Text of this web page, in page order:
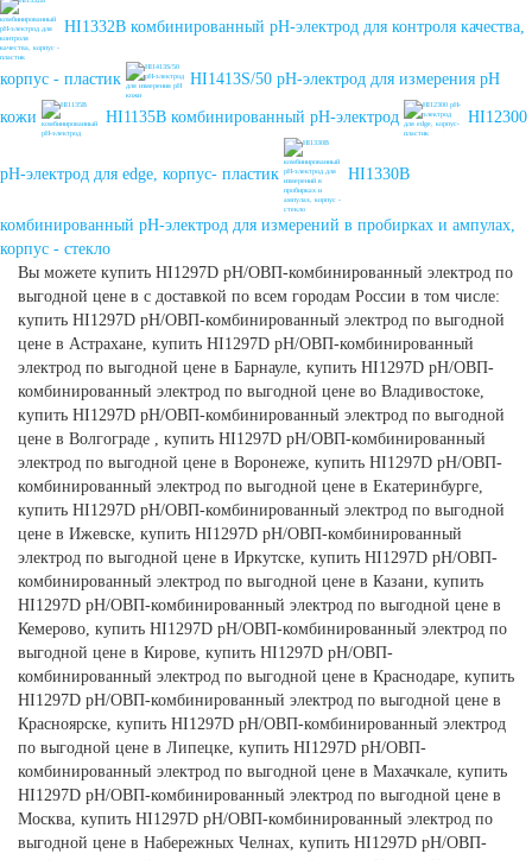
HI1332B комбинированный рН-электрод для контроля качества,
корпус - пластик HI1413S/50 рН-электрод для измерения рН
кожи HI1135B комбинированный рН-электрод HI12300
рН-электрод для edge, корпус- пластик HI1330B
комбинированный рН-электрод для измерений в пробирках и ампулах,
корпус - стекло
Вы можете купить HI1297D рН/ОВП-комбинированный электрод по
выгодной цене в с доставкой по всем городам России в том числе:
купить HI1297D рН/ОВП-комбинированный электрод по выгодной
цене в Астрахане, купить HI1297D рН/ОВП-комбинированный
электрод по выгодной цене в Барнауле, купить HI1297D рН/ОВП-
комбинированный электрод по выгодной цене во Владивостоке,
купить HI1297D рН/ОВП-комбинированный электрод по выгодной
цене в Волгограде , купить HI1297D рН/ОВП-комбинированный
электрод по выгодной цене в Воронеже, купить HI1297D рН/ОВП-
комбинированный электрод по выгодной цене в Екатеринбурге,
купить HI1297D рН/ОВП-комбинированный электрод по выгодной
цене в Ижевске, купить HI1297D рН/ОВП-комбинированный
электрод по выгодной цене в Иркутске, купить HI1297D рН/ОВП-
комбинированный электрод по выгодной цене в Казани, купить
HI1297D рН/ОВП-комбинированный электрод по выгодной цене в
Кемерово, купить HI1297D рН/ОВП-комбинированный электрод по
выгодной цене в Кирове, купить HI1297D рН/ОВП-
комбинированный электрод по выгодной цене в Краснодаре, купить
HI1297D рН/ОВП-комбинированный электрод по выгодной цене в
Красноярске, купить HI1297D рН/ОВП-комбинированный электрод
по выгодной цене в Липецке, купить HI1297D рН/ОВП-
комбинированный электрод по выгодной цене в Махачкале, купить
HI1297D рН/ОВП-комбинированный электрод по выгодной цене в
Москва, купить HI1297D рН/ОВП-комбинированный электрод по
выгодной цене в Набережных Челнах, купить HI1297D рН/ОВП-